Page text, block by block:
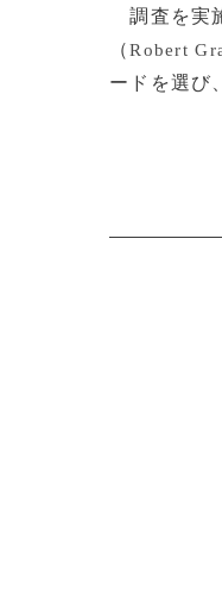
調査を実
（Robert
ードを選び